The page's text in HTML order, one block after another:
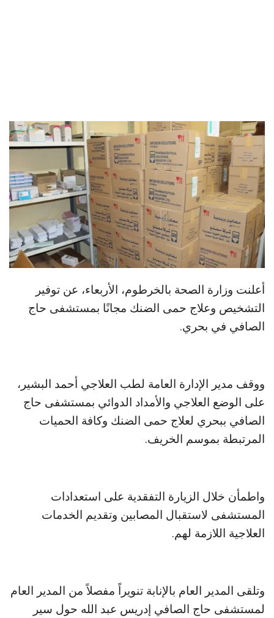
أعلنت وزارة الصحة بالخرطوم، الأربعاء، عن توفير
التشخيص وعلاج حمى الضنك مجانًا بمستشفى حاج
الصافي في بحري.
ووقف مدير الإدارة العامة لطب العلاجي أحمد البشير،
على الوضع العلاجي والأمداد الدوائي بمستشفى حاج
الصافي ببحري لعلاج حمى الضنك وكافة الحميات
المرتبطة بموسم الخريف.
واطمأن خلال الزيارة التفقدية على استعدادات
المستشفى لاستقبال المصابين وتقديم الخدمات
العلاجية اللازمة لهم.
وتلقى المدير العام بالإنابة تنويراً مفصلاً من المدير العام
لمستشفى حاج الصافي إدريس عبد الله حول سير